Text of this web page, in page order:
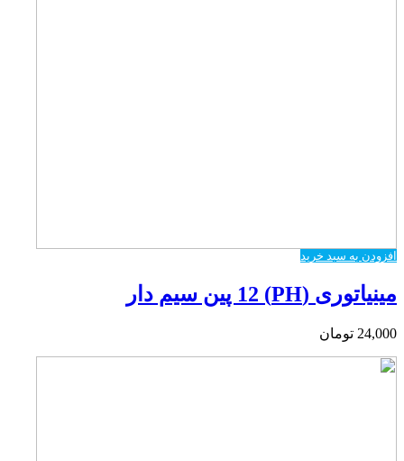
افزودن به سبد خرید
مینیاتوری (PH) 12 پین سیم دار
24,000 تومان